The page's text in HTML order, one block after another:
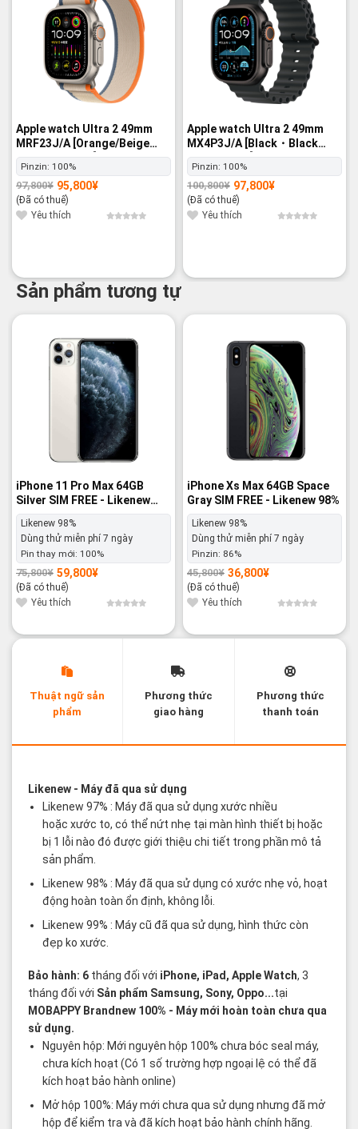
Apple watch Ultra 2 49mm
MRF23J/A [Orange/Beige
Trail Loop M/L] GPS+Cellular
- Nguyên hộp
Pinzin: 100%
97,800¥
Giá
gốc
là:
97,800¥.
95,800¥
Giá
hiện
tại
là:
95,800¥.
(Đã có thuế)
Yêu thích
Apple watch Ultra 2 49mm
MX4P3J/A [Black・Black
Ocean Band] GPS+Cellular -
Nguyên hộp
Pinzin: 100%
100,800¥
Giá
gốc
là:
100,800¥.
97,800¥
Giá
hiện
tại
là:
97,800¥.
(Đã có thuế)
Yêu thích
Sản phẩm tương tự
iPhone 11 Pro Max 64GB
Silver SIM FREE - Likenew
98%
Likenew 98%
Dùng thử miễn phí 7 ngày
Pin thay mới: 100%
75,800¥
Giá
gốc
là:
75,800¥.
59,800¥
Giá
hiện
tại
là:
59,800¥.
(Đã có thuế)
Yêu thích
iPhone Xs Max 64GB Space
Gray SIM FREE - Likenew 98%
Likenew 98%
Dùng thử miễn phí 7 ngày
Pinzin: 86%
45,800¥
Giá
gốc
là:
45,800¥.
36,800¥
Giá
hiện
tại
là:
36,800¥.
(Đã có thuế)
Yêu thích
Thuật ngữ sản
phẩm
Phương thức
giao hàng
Phương thức
thanh toán
Likenew- Máy đã qua sử dụng
Likenew 97% : Máy đã qua sử dụng xước nhiều
hoặc xước to, có thể nứt nhẹ tại màn hình thiết bị hoặc
bị 1 lỗi nào đó được giới thiệu chi tiết trong phần mô tả
sản phẩm.
Likenew 98% : Máy đã qua sử dụng có xước nhẹ vỏ, hoạt
động hoàn toàn ổn định, không lỗi.
Likenew 99% : Máy cũ đã qua sử dụng, hình thức còn
đẹp ko xước.
Bảo hành: 6 tháng đối với iPhone, iPad, Apple Watch, 3
tháng đối với Sản phẩm Samsung, Sony, Oppo...tại
MOBAPPY Brandnew 100% - Máy mới hoàn toàn chưa qua
sử dụng.
Nguyên hộp: Mới nguyên hộp 100% chưa bóc seal máy,
chưa kích hoạt (Có 1 số trường hợp ngoại lệ có thể đã
kích hoạt bảo hành online)
Mở hộp 100%: Máy mới chưa qua sử dụng nhưng đã mở
hộp để kiểm tra và đã kích hoạt bảo hành chính hãng.